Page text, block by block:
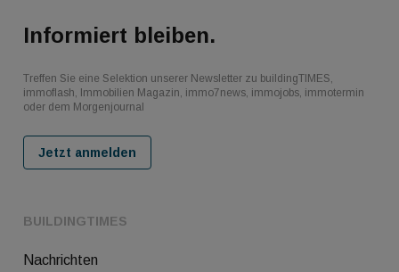
BUILDINGTIMES
Nachrichten
Informiert bleiben.
Treffen Sie eine Selektion unserer Newsletter zu buildingTIMES,
immoflash, Immobilien Magazin, immo7news, immojobs, immotermin
oder dem Morgenjournal
Jetzt anmelden